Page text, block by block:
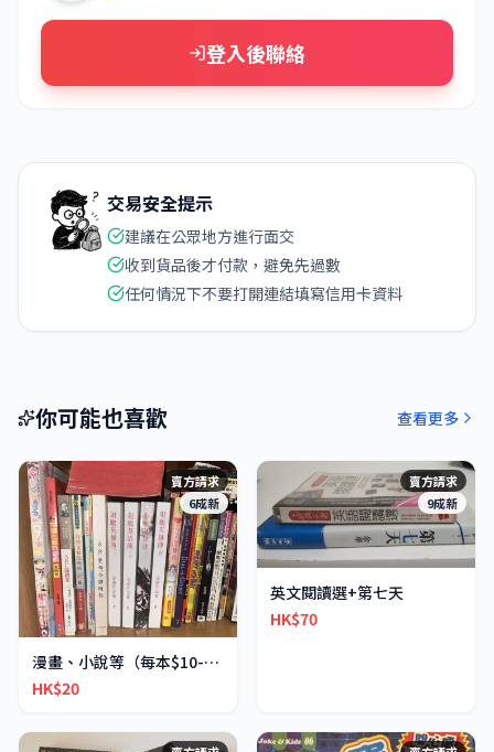
登入後聯絡
交易安全提示
建議在公眾地方進行面交
收到貨品後才付款，避免先過數
任何情況下不要打開連結填寫信用卡資料
你可能也喜歡 查看更多
賣方請求
6成新
漫畫、小說等（每本$10-30不等）
HK$20
賣方請求
9成新
英文閱讀選+第七天
HK$70